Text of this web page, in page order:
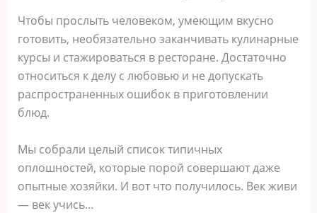
Чтобы прослыть человеком, умеющим вкусно
готовить, необязательно заканчивать кулинарные
курсы и стажироваться в ресторане. Достаточно
относиться к делу с любовью и не допускать
распространенных ошибок в приготовлении
блюд.
Мы собрали целый список типичных
оплошностей, которые порой совершают даже
опытные хозяйки. И вот что получилось. Век живи
— век учись…